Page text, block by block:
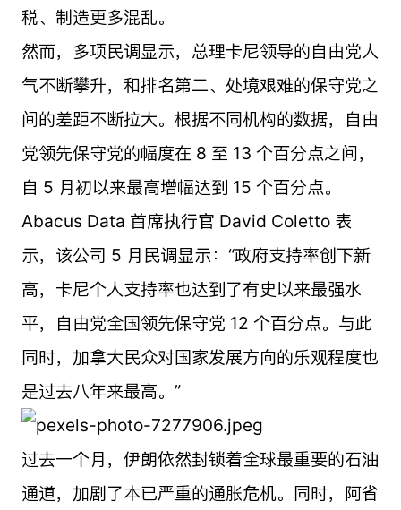
税、制造更多混乱。
然而，多项民调显示，总理卡尼领导的自由党人
气不断攀升，和排名第二、处境艰难的保守党之
间的差距不断拉大。根据不同机构的数据，自由
党领先保守党的幅度在 8 至 13 个百分点之间，
自 5 月初以来最高增幅达到 15 个百分点。
Abacus Data 首席执行官 David Coletto 表
示，该公司 5 月民调显示：“政府支持率创下新
高，卡尼个人支持率也达到了有史以来最强水
平，自由党全国领先保守党 12 个百分点。与此
同时，加拿大民众对国家发展方向的乐观程度也
是过去八年来最高。”
过去一个月，伊朗依然封锁着全球最重要的石油
通道，加剧了本已严重的通胀危机。同时，阿省